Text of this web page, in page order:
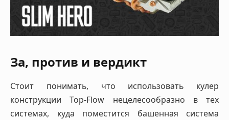
За, против и вердикт
Стоит понимать, что использовать кулер
конструкции Top-Flow нецелесообразно в тех
системах, куда поместится башенная система